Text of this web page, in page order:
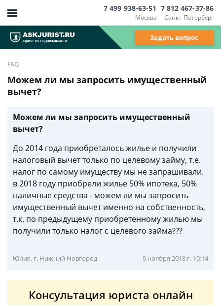
Москва
7 499 938-63-51
Санкт-Петербург
7 812 467-37-86
Задать вопрос
FAQ
Можем ли мы запросить имущественный
вычет?
Можем ли мы запросить имущественный
вычет?
До 2014 года приобреталось жилье и получили
налоговый вычет только по целевому займу, т.е.
налог по самому имуществу мы не запрашивали.
в 2018 году приобрели жилье 50% ипотека, 50%
наличные средства - можем ли мы запросить
имущественный вычет именно на собственность,
т.к. по предыдущему приобретенному жилью мы
получили только налог с целевого займа???
Юлия, г. Нижний Новгород 9 ноября 2018 г. 10:14
Консультация юриста онлайн